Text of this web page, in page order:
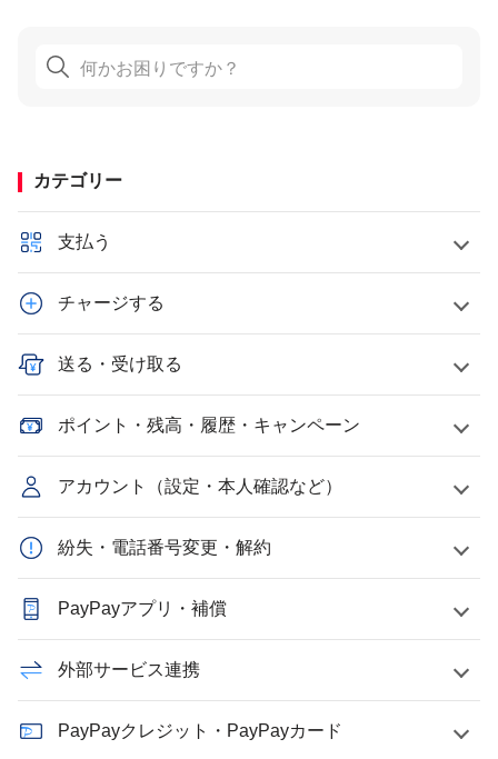
カテゴリー
支払う
チャージする
送る・受け取る
ポイント・残高・履歴・キャンペーン
アカウント（設定・本人確認など）
紛失・電話番号変更・解約
PayPayアプリ・補償
外部サービス連携
PayPayクレジット・PayPayカード